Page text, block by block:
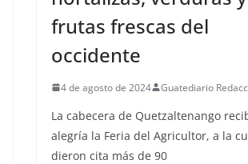
frutas frescas del
occidente
4 de agosto de 2024 Guatediario
La cabecera de Quetzaltenango
alegría la Feria del Agricultor, a la
dieron cita más de 90